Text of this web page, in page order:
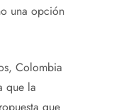
una opción
Colombia
que la